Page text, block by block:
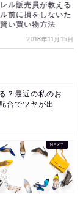
男性がひとりでクリ
スプレゼントを買い
貨店に来る前に読ん
2018年11
？最近の私のお
合でツヤが出